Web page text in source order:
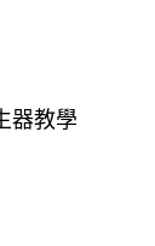
器教學